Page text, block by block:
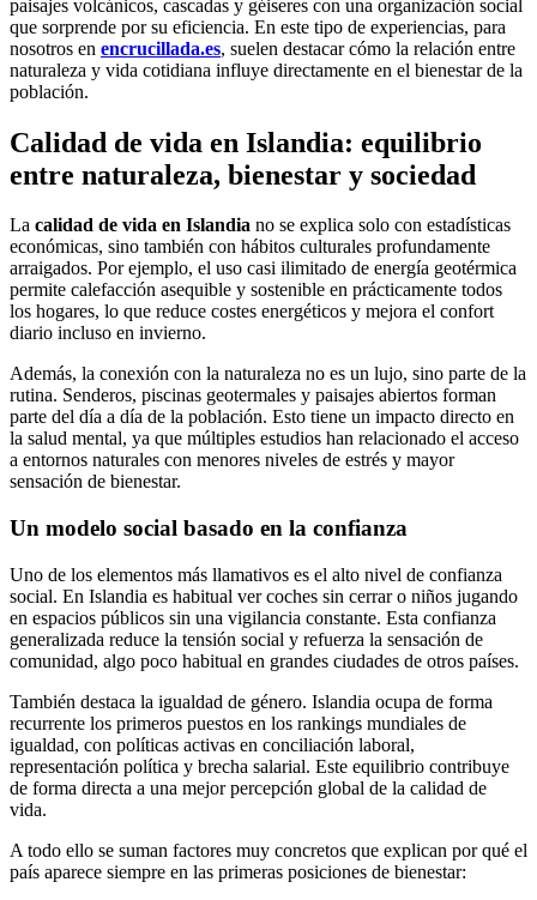
paisajes volcánicos, cascadas y géiseres con una organización social
que sorprende por su eficiencia. En este tipo de experiencias, para
nosotros en encrucillada.es, suelen destacar cómo la relación entre
naturaleza y vida cotidiana influye directamente en el bienestar de la
población.
Calidad de vida en Islandia: equilibrio
entre naturaleza, bienestar y sociedad
La calidad de vida en Islandia no se explica solo con estadísticas
económicas, sino también con hábitos culturales profundamente
arraigados. Por ejemplo, el uso casi ilimitado de energía geotérmica
permite calefacción asequible y sostenible en prácticamente todos
los hogares, lo que reduce costes energéticos y mejora el confort
diario incluso en invierno.
Además, la conexión con la naturaleza no es un lujo, sino parte de la
rutina. Senderos, piscinas geotermales y paisajes abiertos forman
parte del día a día de la población. Esto tiene un impacto directo en
la salud mental, ya que múltiples estudios han relacionado el acceso
a entornos naturales con menores niveles de estrés y mayor
sensación de bienestar.
Un modelo social basado en la confianza
Uno de los elementos más llamativos es el alto nivel de confianza
social. En Islandia es habitual ver coches sin cerrar o niños jugando
en espacios públicos sin una vigilancia constante. Esta confianza
generalizada reduce la tensión social y refuerza la sensación de
comunidad, algo poco habitual en grandes ciudades de otros países.
También destaca la igualdad de género. Islandia ocupa de forma
recurrente los primeros puestos en los rankings mundiales de
igualdad, con políticas activas en conciliación laboral,
representación política y brecha salarial. Este equilibrio contribuye
de forma directa a una mejor percepción global de la calidad de
vida.
A todo ello se suman factores muy concretos que explican por qué el
país aparece siempre en las primeras posiciones de bienestar: